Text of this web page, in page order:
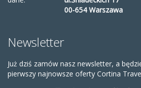
00-654 Warszawa
Newsletter
Już dziś zamów nasz newsletter, a
pierwszy najnowsze oferty Cortina